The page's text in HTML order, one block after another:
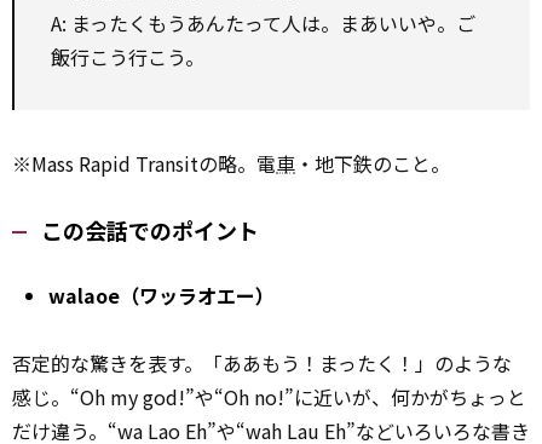
A: まったくもうあんたって人は。まあいいや。ご
飯行こう行こう。
※Mass Rapid Transitの略。電車 ・地下鉄のこと。
この会話でのポイント
walaoe（ワッラオエー）
否定的な驚きを表す。「ああもう！まったく！」のような
感じ。“Oh my god!”や“Oh no!”に近いが、何かがちょっと
だけ違う。“wa Lao Eh”や“wah Lau Eh”などいろいろな書き